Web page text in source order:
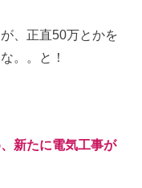
、正直50万とかを
。。と！
新たに電気工事が